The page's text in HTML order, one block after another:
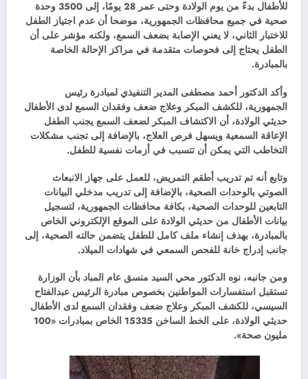
للأطفال بدءً من يوم الولادة وحتى عمر 28 يومًا، إلى 3500 وحدة
صحية في جميع محافظات الجمهورية، موضحا أن عدم اجتياز الطفل
للاختبار الثاني، لا يعني الإصابة بضعف السمع، ولكنه مؤشر على أن
الطفل يحتاج إلى فحوصات متقدمة في مراكز الإحالة الخاصة
بالمبادرة.
وأكد الدكتور أحمد مصطفى المدير التنفيذي لمبادرة رئيس
الجمهورية، للكشف المبكر وعلاج ضعف وفقدان السمع لدى الأطفال
حديثي الولادة، أن الاكتشاف المبكر لضعف السمع يجنب الطفل
الإعاقة السمعية ويسهل فرص العلاج، بالإضافة إلى تجنب مشكلات
التخاطب التي يمكن أن تتسبب في أزمات نفسية للطفل.
وتابع أنه تم تدريب أطقم التمريض، للعمل على جهاز الانبعاث
الصوتي بالوحدات الصحية، بالإضافة إلى تدريب مدخلي البيانات
التابعين للوحدات الصحية، بكافة محافظات الجمهورية، لتسجيل
بيانات الأطفال من حديثي الولادة على الموقع الإلكتروني الخاص
بالمبادرة، بهدف إنشاء ملف كامل للطفل يتضمن حالته الصحية، إلى
جانب إدراج خانة للفحص السمعي في شهادات الميلاد.
ومن جانبه، نوه الدكتور محي السيد منسق عام المباد بأن الوزارة
تستقبل استفسارات المواطنين بخصوص مبادرة الرئيس عبدالفتاح
السيسي، للكشف المبكر وعلاج ضعف وفقدان السمع لدى الأطفال
حديثي الولادة، على الخط الساخن 15335 الخاص بمبادرات «100
مليون صحة».